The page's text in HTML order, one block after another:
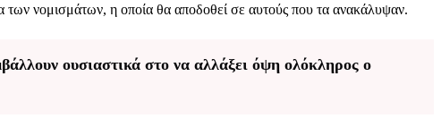
νομισμάτων, η οποία θα αποδοθεί σε αυτούς που τα ανακάλυψαν.
ουσιαστικά στο να αλλάξει όψη ολόκληρος ο